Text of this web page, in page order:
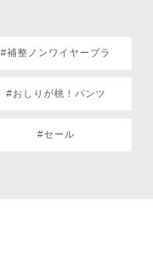
#補整ノンワイヤーブラ
#おしりが桃！パンツ
#セール